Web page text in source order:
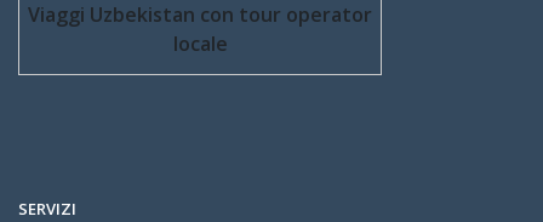
Viaggi Uzbekistan con tour operator
locale
SERVIZI